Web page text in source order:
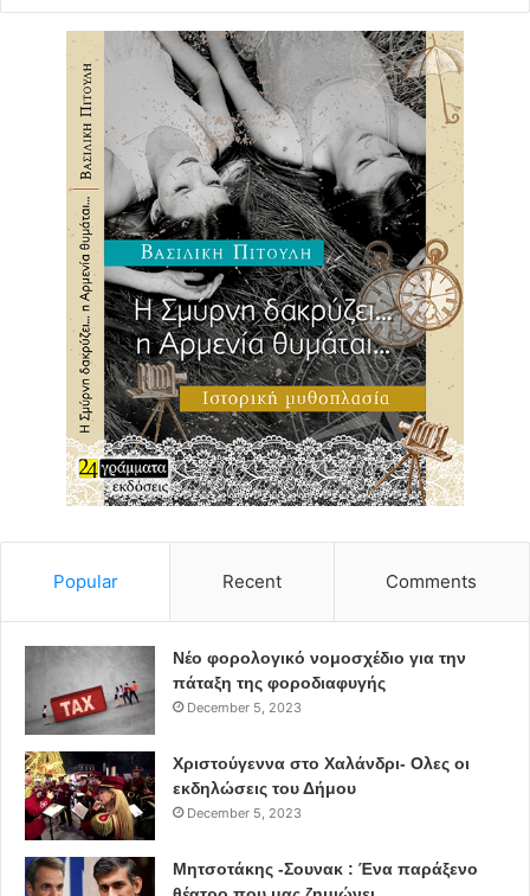
Popular Recent Comments
Νέο φορολογικό νομοσχέδιο για την
πάταξη της φοροδιαφυγής
December 5, 2023
Χριστούγεννα στο Χαλάνδρι- Ολες οι
εκδηλώσεις του Δήμου
December 5, 2023
Μητσοτάκης -Σουνακ : Ένα παράξενο